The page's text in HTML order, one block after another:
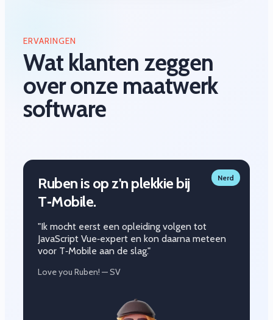
ERVARINGEN
Wat klanten zeggen
over onze maatwerk
software
Ruben is op z'n plekkie bij
T‑Mobile.
"Ik mocht eerst een opleiding volgen tot
JavaScript Vue‑expert en kon daarna meteen
voor T‑Mobile aan de slag."
Love you Ruben! — SV
Nerd